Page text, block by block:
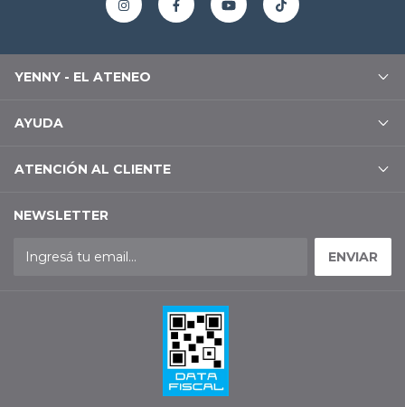
YENNY - EL ATENEO
AYUDA
ATENCIÓN AL CLIENTE
NEWSLETTER